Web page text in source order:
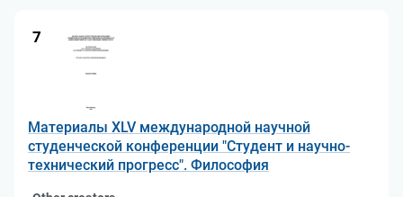
7
Материалы XLV международной научной
студенческой конференции "Студент и научно-
технический прогресс". Философия